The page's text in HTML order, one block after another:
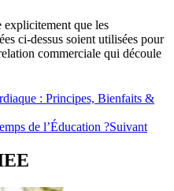
explicitement que les
ci-dessus soient utilisées pour
commerciale qui découle
: Principes, Bienfaits &
de l’Éducation ?Suivant